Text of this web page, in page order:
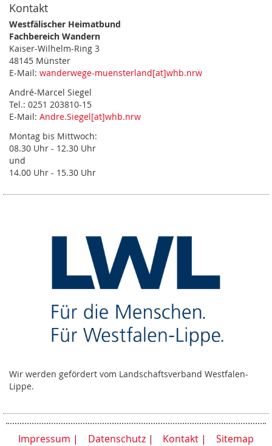
Kontakt
Westfälischer Heimatbund
Fachbereich Wandern
Kaiser-Wilhelm-Ring 3
48145 Münster
E-Mail: wanderwege-muensterland[at]whb.nrw
André-Marcel Siegel
Tel.: 0251 203810-15
E-Mail: Andre.Siegel[at]whb.nrw
Montag bis Mittwoch:
08.30 Uhr - 12.30 Uhr
und
14.00 Uhr - 15.30 Uhr
Wir werden gefördert vom Landschaftsverband Westfalen-
Lippe.
Impressum Datenschutz Kontakt Sitemap